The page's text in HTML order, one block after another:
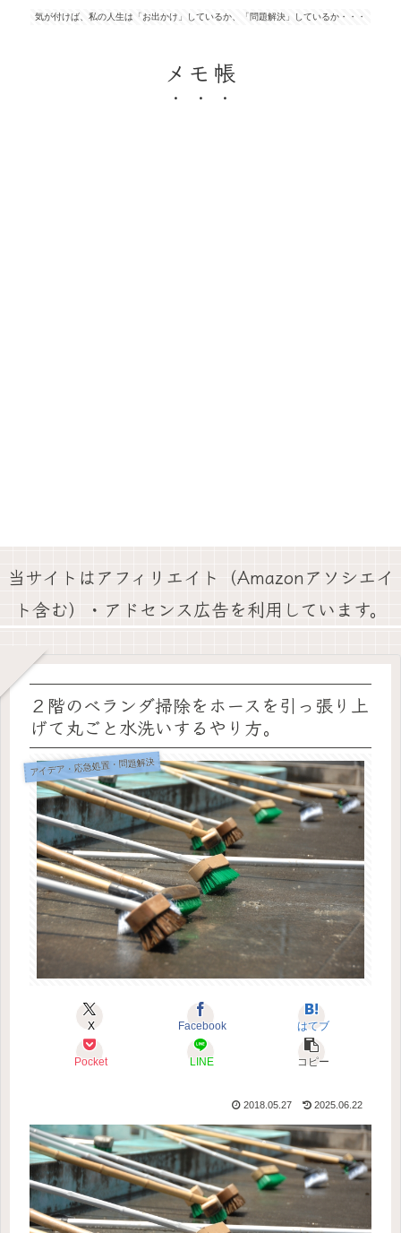
気が付けば、私の人生は「お出かけ」しているか、「問題解決」しているか・・・
メモ帳
当サイトはアフィリエイト（Amazonアソシエイ
ト含む）・アドセンス広告を利用しています。
２階のベランダ掃除をホースを引っ張り上
げて丸ごと水洗いするやり方。
アイデア・応急処置・問題解決
X Facebook はてブ
Pocket LINE コピー
2018.05.27 2025.06.22